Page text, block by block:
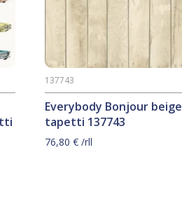
Everybody Bonjour beige
tapetti 137743
137743
76,80 €/rll